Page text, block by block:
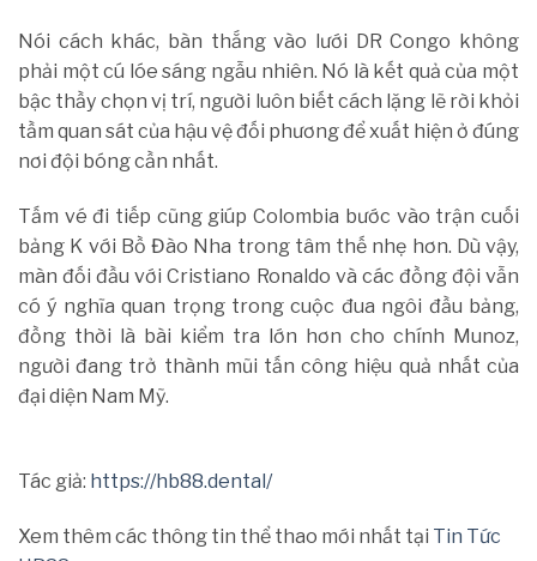
Nói cách khác, bàn thắng vào lưới DR Congo không
phải một cú lóe sáng ngẫu nhiên. Nó là kết quả của một
bậc thầy chọn vị trí, người luôn biết cách lặng lẽ rời khỏi
tầm quan sát của hậu vệ đối phương để xuất hiện ở đúng
nơi đội bóng cần nhất.
Tấm vé đi tiếp cũng giúp Colombia bước vào trận cuối
bảng K với Bồ Đào Nha trong tâm thế nhẹ hơn. Dù vậy,
màn đối đầu với Cristiano Ronaldo và các đồng đội vẫn
có ý nghĩa quan trọng trong cuộc đua ngôi đầu bảng,
đồng thời là bài kiểm tra lớn hơn cho chính Munoz,
người đang trở thành mũi tấn công hiệu quả nhất của
đại diện Nam Mỹ.
Tác giả: https://hb88.dental/
Xem thêm các thông tin thể thao mới nhất tại Tin Tức